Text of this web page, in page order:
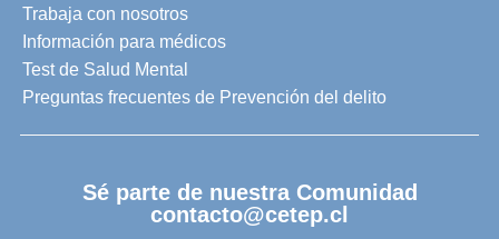
Trabaja con nosotros
Información para médicos
Test de Salud Mental
Preguntas frecuentes de Prevención del delito
Sé parte de nuestra Comunidad
contacto@cetep.cl